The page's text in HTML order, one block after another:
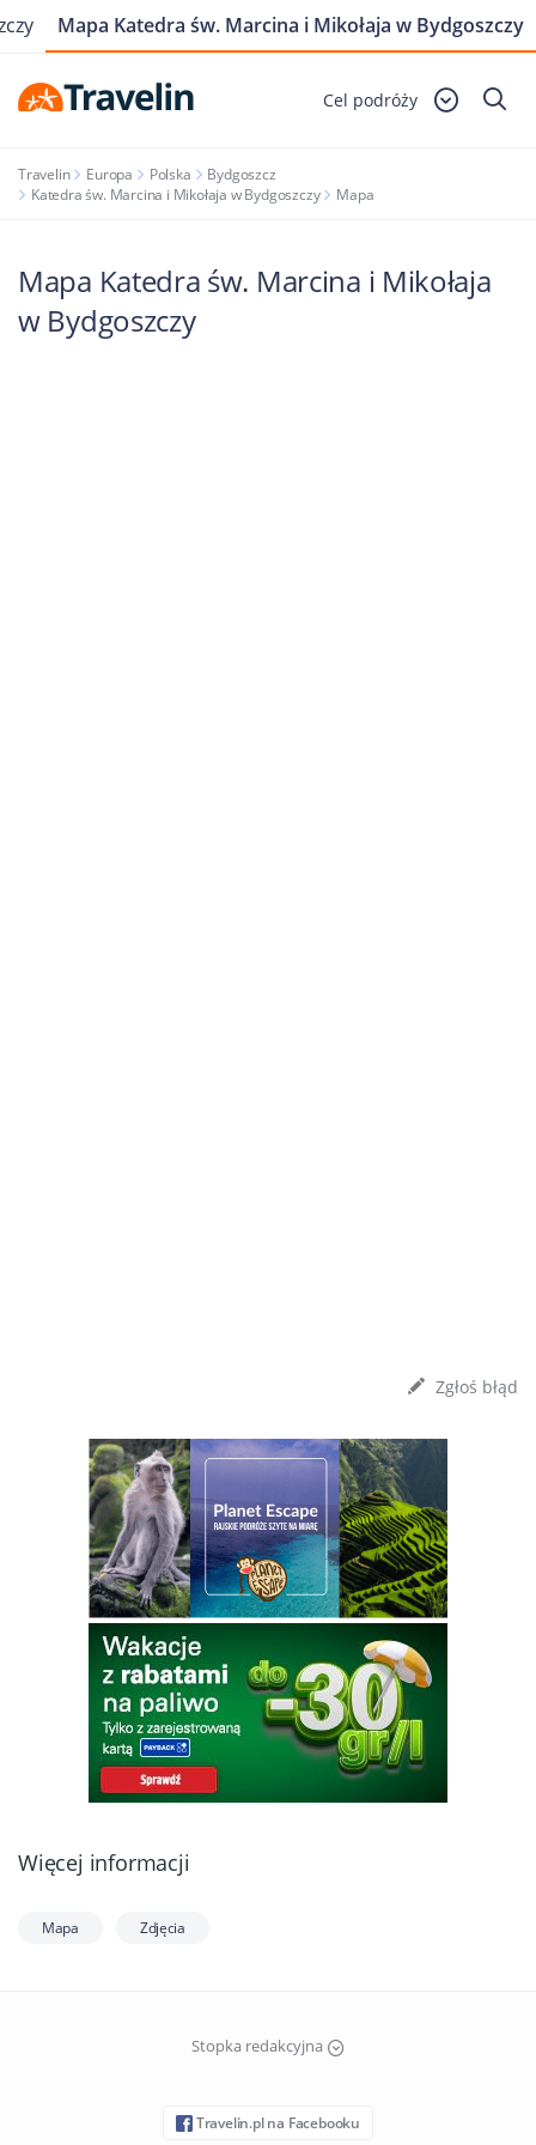
Cel podróży
Travelin Europa Polska
Bydgoszcz
Katedra św. Marcina i Mikołaja w Bydgoszczy
Mapa
Mapa Katedra św. Marcina i Mikołaja w Bydgoszczy
Mapa Katedra św. Marcina i Mikołaja
w Bydgoszczy
Zgłoś błąd
Więcej informacji
Mapa Zdjęcia
Stopka redakcyjna
Travelin.pl na Facebooku